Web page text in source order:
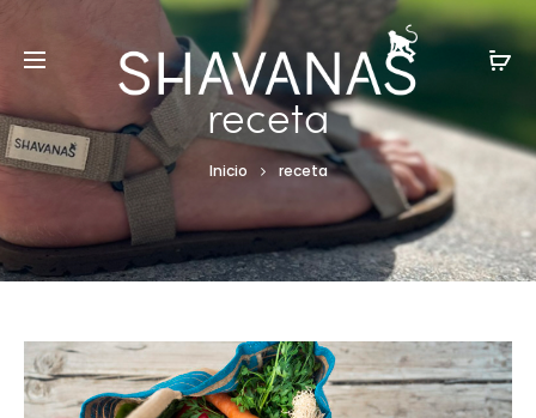
receta
Inicio receta